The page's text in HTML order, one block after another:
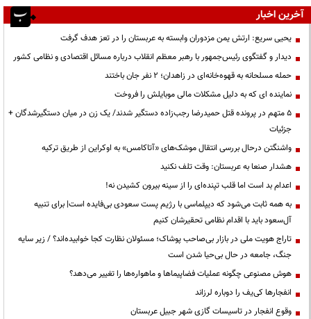
آخرین اخبار
یحیی سریع: ارتش یمن مزدوران وابسته به عربستان را در تعز هدف گرفت
دیدار و گفتگوی رئیس‌جمهور با رهبر معظم انقلاب درباره مسائل اقتصادی و نظامی کشور
حمله مسلحانه به قهوه‌خانه‌ای در زاهدان؛ ۲ نفر جان باختند
نماینده ای که به دلیل مشکلات مالی موبایلش را فروخت
۵ متهم در پرونده قتل حمیدرضا رجب‌زاده دستگیر شدند/ یک زن در میان دستگیرشدگان +
جزئیات
واشنگتن درحال بررسی انتقال موشک‌های «آتاکامس» به اوکراین از طریق ترکیه
هشدار صنعا به عربستان: وقت تلف نکنید
اعدام بد است اما قلب تپنده‌ای را از سینه بیرون کشیدن نه!
به همه ثابت می‌شود که دیپلماسی با رژیم پست سعودی بی‌فایده است| برای تنبیه
آل‌سعود باید با اقدام نظامی تحقیرشان کنیم
تاراج هویت ملی در بازار بی‌صاحب پوشاک؛ مسئولان نظارت کجا خوابیده‌اند؟ / زیر سایه
جنگ، جامعه در حال بی‌حیا شدن است
هوش مصنوعی چگونه عملیات فضاپیماها و ماهواره‌ها را تغییر می‌دهد؟
انفجارها کی‌یف را دوباره لرزاند
وقوع انفجار در تاسیسات گازی شهر جبیل عربستان